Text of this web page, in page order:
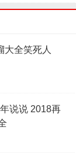
大全笑死人
说说 2018再